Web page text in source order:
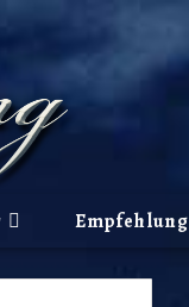
Empfehlung